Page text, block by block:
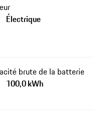
Électrique
brute de la batterie
100,0 kWh